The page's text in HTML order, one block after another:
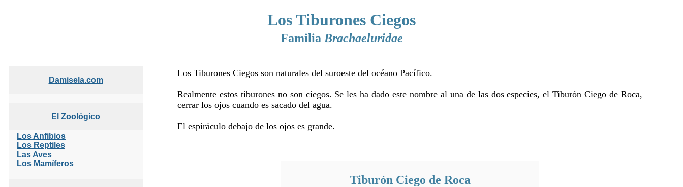
Los Tiburones Ciegos
Familia Brachaeluridae
Damisela.com
El Zoológico
Los Anfibios
Los Reptiles
Las Aves
Los Mamíferos
Los Tiburones Ciegos son naturales del suroeste del océano Pacífico.
Realmente estos tiburones no son ciegos. Se les ha dado este nombre al una de las dos especies, el Tiburón Ciego de Roca,
cerrar los ojos cuando es sacado del agua.
El espiráculo debajo de los ojos es grande.
Tiburón Ciego de Roca